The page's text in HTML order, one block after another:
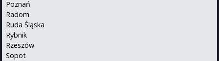
Poznań
Radom
Ruda Śląska
Rybnik
Rzeszów
Sopot